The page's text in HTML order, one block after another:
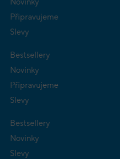
Připravujeme
Slevy
Bestsellery
Novinky
Připravujeme
Slevy
Bestsellery
Novinky
Slevy